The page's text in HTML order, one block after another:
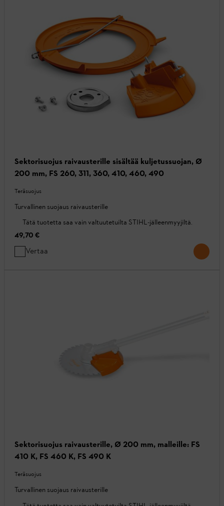
Sektorisuojus raivausterille sisältää kuljetussuojan, Ø
200 mm, FS 260, 311, 360, 410, 460, 490
Teräsuojus
Turvallinen suojaus raivausterille
Tätä tuotetta saa vain valtuutetuilta STIHL-jälleenmyyjiltä.
49,70 €
Vertaa
Sektorisuojus raivausterille, Ø 200 mm, malleille: FS
410 K, FS 460 K, FS 490 K
Teräsuojus
Turvallinen suojaus raivausterille